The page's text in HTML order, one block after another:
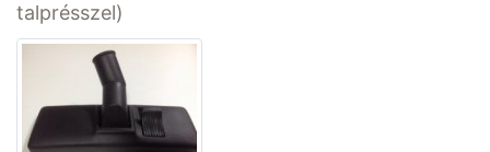
talprésszel)